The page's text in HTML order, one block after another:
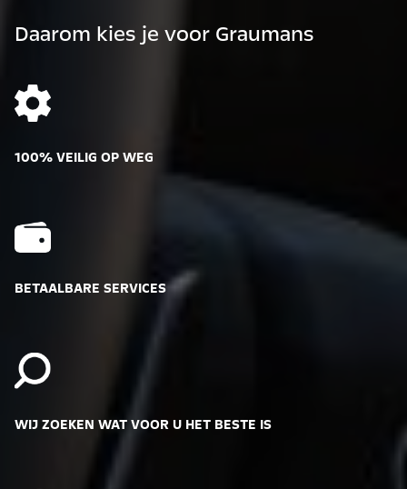
Daarom kies je voor Graumans
100% VEILIG OP WEG
BETAALBARE SERVICES
WIJ ZOEKEN WAT VOOR U HET BESTE IS